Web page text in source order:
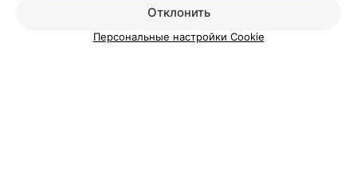
Отклонить
Персональные настройки Cookie